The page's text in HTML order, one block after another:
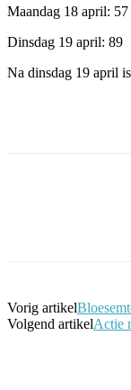
Maandag 18 april: 57
Dinsdag 19 april: 89
Na dinsdag 19 april
Vorig artikel
Volgend artikelActie